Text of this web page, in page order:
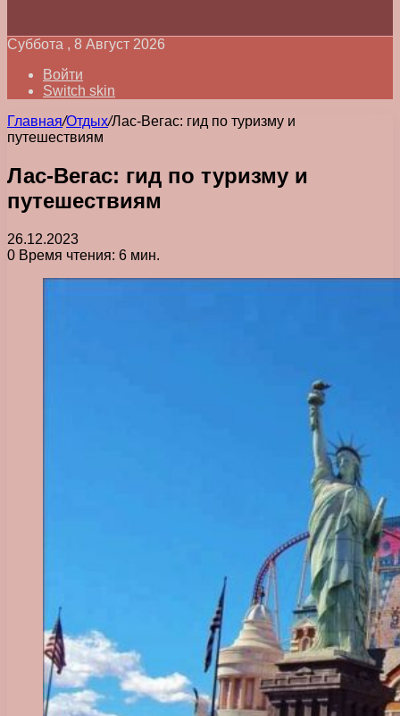
Суббота , 8 Август 2026
Войти
Switch skin
Главная/Отдых/Лас-Вегас: гид по туризму и
путешествиям
Лас-Вегас: гид по туризму и
путешествиям
26.12.2023
0 Время чтения: 6 мин.